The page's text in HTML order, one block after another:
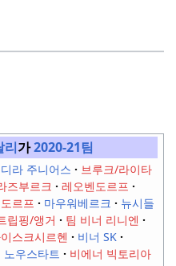
리가2020-21팀
라 주니어스
브루크/라이타
즈부르크
레오벤도르프
르프
마우워베르크
뉴시들
립핑/앵거
팀 비너 리니엔
스크시르헨
비너 SK
노우스타트
비에너 빅토리아